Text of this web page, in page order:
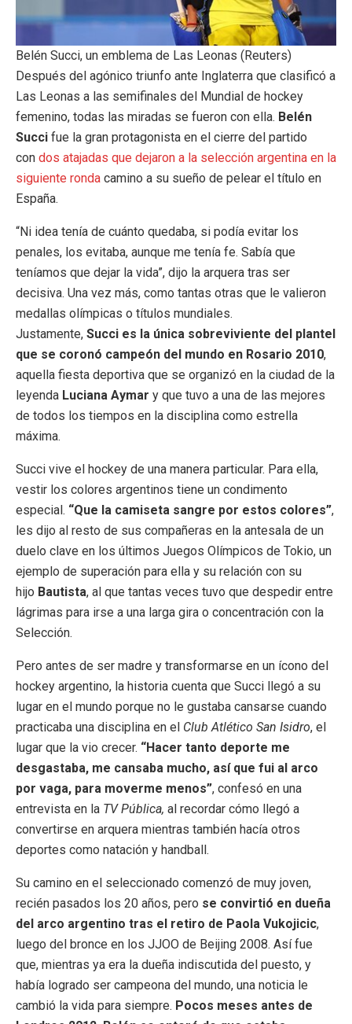
Belén Succi, un emblema de Las Leonas (Reuters)
Después del agónico triunfo ante Inglaterra que clasificó a
Las Leonas a las semifinales del Mundial de hockey
femenino, todas las miradas se fueron con ella. Belén
Succi fue la gran protagonista en el cierre del partido
con dos atajadas que dejaron a la selección argentina en la
siguiente ronda camino a su sueño de pelear el título en
España.
“Ni idea tenía de cuánto quedaba, si podía evitar los
penales, los evitaba, aunque me tenía fe. Sabía que
teníamos que dejar la vida”, dijo la arquera tras ser
decisiva. Una vez más, como tantas otras que le valieron
medallas olímpicas o títulos mundiales.
Justamente, Succi es la única sobreviviente del plantel
que se coronó campeón del mundo en Rosario 2010,
aquella fiesta deportiva que se organizó en la ciudad de la
leyenda Luciana Aymar y que tuvo a una de las mejores
de todos los tiempos en la disciplina como estrella
máxima.
Succi vive el hockey de una manera particular. Para ella,
vestir los colores argentinos tiene un condimento
especial. “Que la camiseta sangre por estos colores”,
les dijo al resto de sus compañeras en la antesala de un
duelo clave en los últimos Juegos Olímpicos de Tokio, un
ejemplo de superación para ella y su relación con su
hijo Bautista, al que tantas veces tuvo que despedir entre
lágrimas para irse a una larga gira o concentración con la
Selección.
Pero antes de ser madre y transformarse en un ícono del
hockey argentino, la historia cuenta que Succi llegó a su
lugar en el mundo porque no le gustaba cansarse cuando
practicaba una disciplina en el Club Atlético San Isidro, el
lugar que la vio crecer. “Hacer tanto deporte me
desgastaba, me cansaba mucho, así que fui al arco
por vaga, para moverme menos”, confesó en una
entrevista en la TV Pública, al recordar cómo llegó a
convertirse en arquera mientras también hacía otros
deportes como natación y handball.
Su camino en el seleccionado comenzó de muy joven,
recién pasados los 20 años, pero se convirtió en dueña
del arco argentino tras el retiro de Paola Vukojicic,
luego del bronce en los JJOO de Beijing 2008. Así fue
que, mientras ya era la dueña indiscutida del puesto, y
había logrado ser campeona del mundo, una noticia le
cambió la vida para siempre. Pocos meses antes de